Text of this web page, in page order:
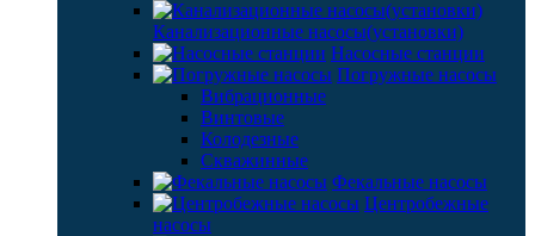
Канализационные насосы(установки)
Насосные станции
Погружные насосы
Вибрационные
Винтовые
Колодезные
Скважинные
Фекальные насосы
Центробежные
насосы